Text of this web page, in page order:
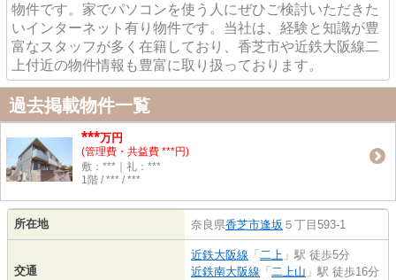
物件です。家でパソコンを使う人にぜひご検討いただきた
いインターネット有り物件です。当社は、経験と知識が豊
富なスタッフが多く在籍しており、香芝市や近鉄大阪線二
上付近の物件情報も豊富に取り扱っております。
過去掲載物件一覧
***万円
(管理費・共益費 ***円)
敷：***｜礼：***
1階 / *** / ***
所在地 奈良県香芝市逢坂 ５丁目593-1
交通
近鉄大阪線 「 二上 」駅 徒歩5分
近鉄南大阪線 「 二上山 」駅 徒歩16分